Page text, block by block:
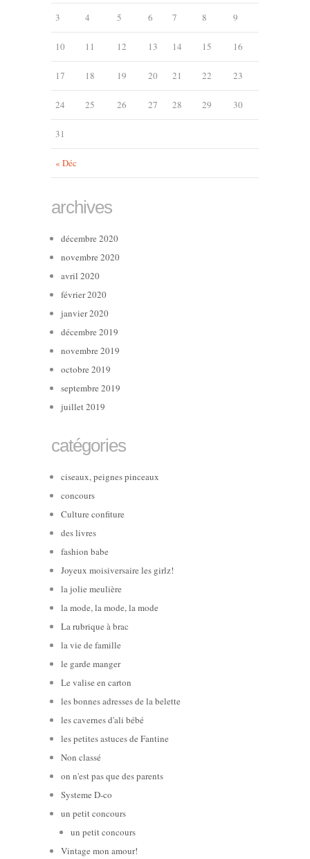
« Déc
3 4 5 6 7 8 9
10 11 12 13 14 15 16
17 18 19 20 21 22 23
24 25 26 27 28 29 30
31
archives
décembre 2020
novembre 2020
avril 2020
février 2020
janvier 2020
décembre 2019
novembre 2019
octobre 2019
septembre 2019
juillet 2019
catégories
ciseaux, peignes pinceaux
concours
Culture confiture
des livres
fashion babe
Joyeux moisiversaire les girlz!
la jolie meulière
la mode, la mode, la mode
La rubrique à brac
la vie de famille
le garde manger
Le valise en carton
les bonnes adresses de la belette
les cavernes d'ali bébé
les petites astuces de Fantine
Non classé
on n'est pas que des parents
Systeme D-co
un petit concours
un petit concours
Vintage mon amour!